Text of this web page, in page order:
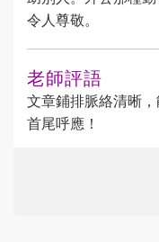
令人尊敬。
老師評語
文章鋪排脈絡清晰
首尾呼應！